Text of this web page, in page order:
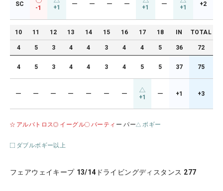
SC
-1 +1 ー ー ー ー +1 ー +1 +2
10 11 12 13 14 15 16 17 18 IN TOTAL
4 5 3 4 4 3 4 4 5 36 72
4 5 3 4 4 3 4 5 5 37 75
ー ー ー ー ー ー ー +1 ー +1 +3
アルバトロス イーグル バーティ ー パー ボギー
ダブルボギー以上
フェアウェイキープ 13/14 ドライビングディスタンス 277